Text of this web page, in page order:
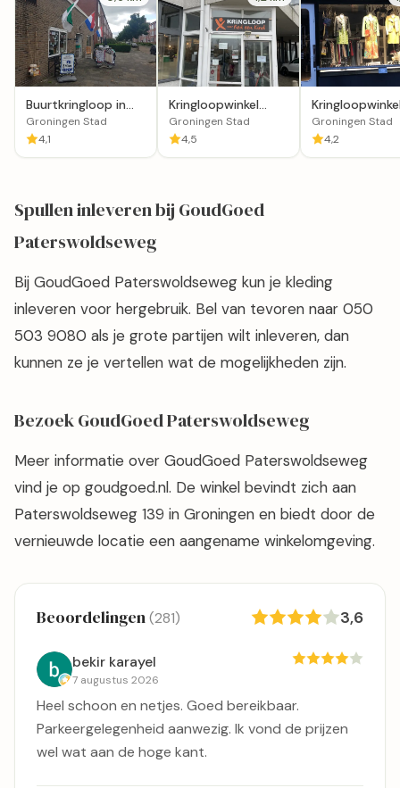
Buurtkringloop in
Groningen
Groningen Stad
4,1
Kringloopwinkel
voor Red een Kind
Groningen Stad
4,5
2ndCloset in
Groningen
Groningen Stad
4,2
Spullen inleveren bij GoudGoed
Paterswoldseweg
Bij GoudGoed Paterswoldseweg kun je kleding
inleveren voor hergebruik. Bel van tevoren naar 050
503 9080 als je grote partijen wilt inleveren, dan
kunnen ze je vertellen wat de mogelijkheden zijn.
Bezoek GoudGoed Paterswoldseweg
Meer informatie over GoudGoed Paterswoldseweg
vind je op goudgoed.nl. De winkel bevindt zich aan
Paterswoldseweg 139 in Groningen en biedt door de
vernieuwde locatie een aangename winkelomgeving.
Beoordelingen(281) 3,6
bekir karayel
7 augustus 2026
Heel schoon en netjes. Goed bereikbaar.
Parkeergelegenheid aanwezig. Ik vond de prijzen
wel wat aan de hoge kant.